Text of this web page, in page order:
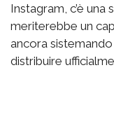
Instagram, c’è
meriterebbe un
ancora
distribuire